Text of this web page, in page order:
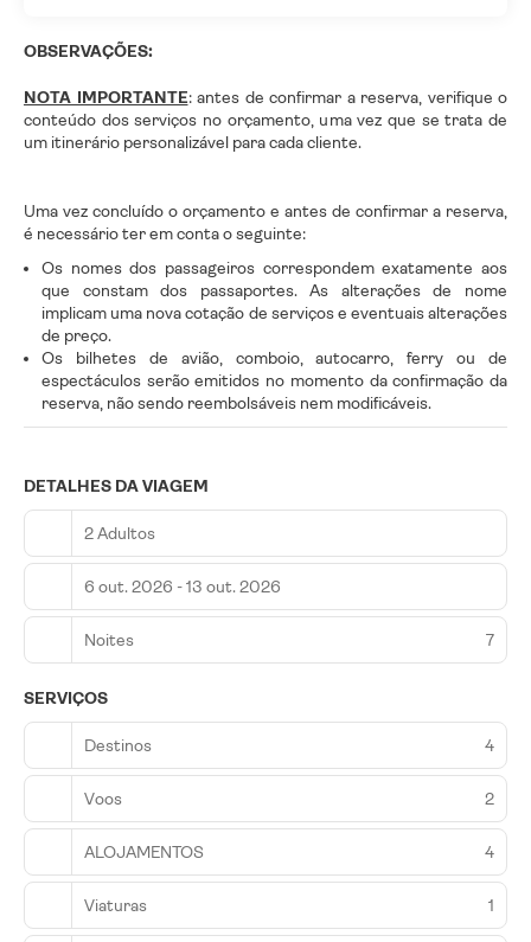
OBSERVAÇÕES:
NOTA IMPORTANTE: antes de confirmar a reserva, verifique o
conteúdo dos serviços no orçamento, uma vez que se trata de
um itinerário personalizável para cada cliente.
Uma vez concluído o orçamento e antes de confirmar a reserva,
é necessário ter em conta o seguinte:
Os nomes dos passageiros correspondem exatamente aos
que constam dos passaportes. As alterações de nome
implicam uma nova cotação de serviços e eventuais alterações
de preço.
Os bilhetes de avião, comboio, autocarro, ferry ou de
espectáculos serão emitidos no momento da confirmação da
reserva, não sendo reembolsáveis nem modificáveis.
DETALHES DA VIAGEM
2 Adultos
6 out. 2026 - 13 out. 2026
Noites 7
SERVIÇOS
Destinos 4
Voos 2
ALOJAMENTOS 4
Viaturas 1